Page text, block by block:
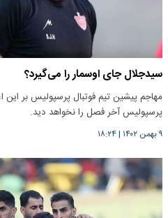
سیدجلال جای اوسمار را می‌گیرد؟
مهاجم پیشین تیم فوتبال پرسپولیس بر این
پرسپولیس آخر فصل را نخواهد دید.
۹ بهمن ۱۴۰۲ |۱۸:۲۴